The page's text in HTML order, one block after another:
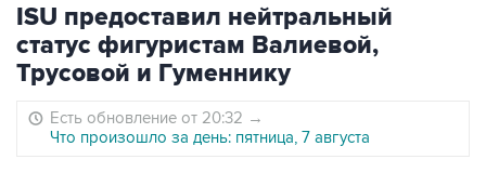
ISU предоставил нейтральный
статус фигуристам Валиевой,
Трусовой и Гуменнику
Есть обновление от 20:32 →
Что произошло за день: пятница, 7 августа